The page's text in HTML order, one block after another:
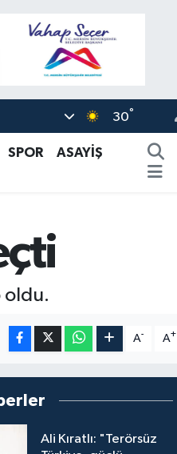
30°
SPOR
ASAYİŞ
oldu.
A- A+
Ali Kıratlı: "Terörsüz